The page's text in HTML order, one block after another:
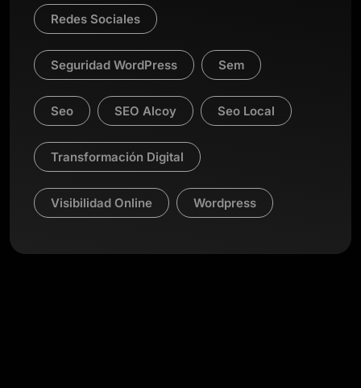
Redes Sociales
Seguridad WordPress Sem
Seo SEO Alcoy Seo Local
Transformación Digital
Visibilidad Online Wordpress